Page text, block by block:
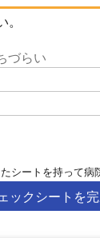
シートを持って病
ックシートを